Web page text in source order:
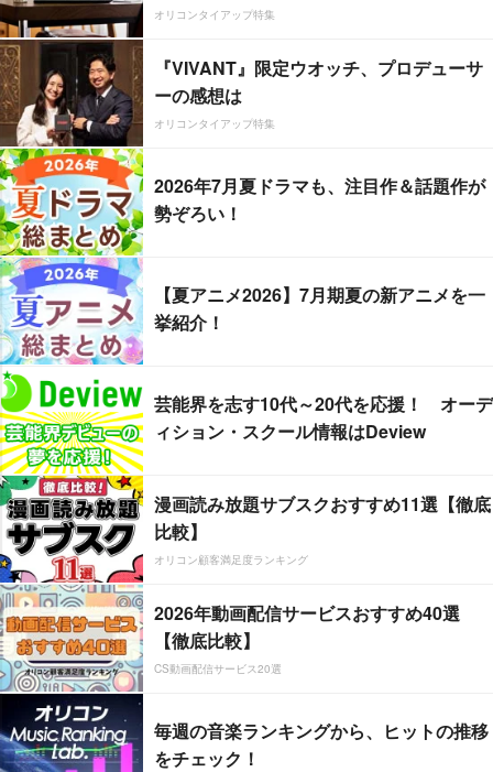
オリコンタイアップ特集
『VIVANT』限定ウオッチ、プロデューサ
ーの感想は
オリコンタイアップ特集
2026年7月夏ドラマも、注目作＆話題作が
勢ぞろい！
【夏アニメ2026】7月期夏の新アニメを一
挙紹介！
芸能界を志す10代～20代を応援！ オーデ
ィション・スクール情報はDeview
漫画読み放題サブスクおすすめ11選【徹底
比較】
オリコン顧客満足度ランキング
2026年動画配信サービスおすすめ40選
【徹底比較】
CS動画配信サービス20選
毎週の音楽ランキングから、ヒットの推移
をチェック！